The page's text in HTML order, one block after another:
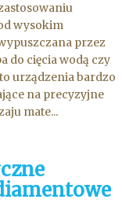
wysokim
przez
do cięcia wodą czy
urządzenia bardzo
na precyzyjne
mate...